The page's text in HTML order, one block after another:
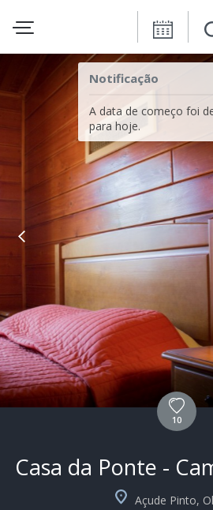
Notificação
A data de começo foi
para hoje.
10
Casa da Ponte -
Açude Pinto,